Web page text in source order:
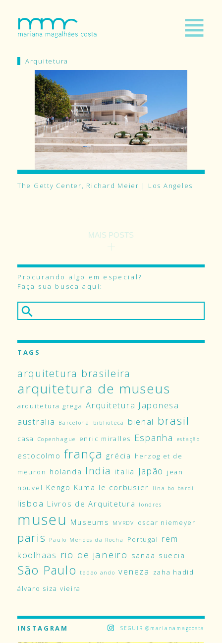
Arquitetura
The Getty Center, Richard Meier | Los Angeles
MAIS POSTS
Procurando algo em especial?
Faça sua busca aqui:
TAGS
arquitetura brasileira
arquitetura de museus
arquitetura grega Arquitetura Japonesa
australia
Barcelona biblioteca bienal brasil
casa Copenhague enric miralles Espanha estação
estocolmo frança grécia
herzog et de
meuron holanda India italia Japão
jean
nouvel Kengo Kuma le corbusier lina bo bardi
lisboa Livros de Arquitetura londres
museu Museums MVRDV oscar niemeyer
paris Paulo Mendes da Rocha Portugal rem
koolhaas rio de janeiro sanaa suecia
São Paulo tadao ando veneza
zaha hadid
álvaro siza vieira
INSTAGRAM SEGUIR @marianamagcosta